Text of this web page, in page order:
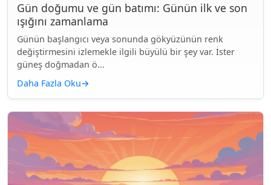
Gün doğumu ve gün batımı: Günün ilk ve son
ışığını zamanlama
Günün başlangıcı veya sonunda gökyüzünün renk
değiştirmesini izlemekle ilgili büyülü bir şey var. İster
güneş doğmadan ö...
Daha Fazla Oku→